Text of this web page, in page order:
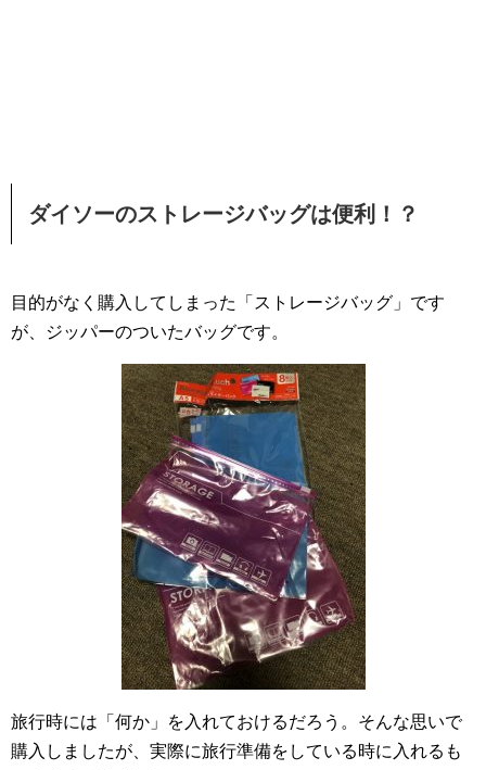
ダイソーのストレージバッグは便利！？
目的がなく購入してしまった「ストレージバッグ」です
が、ジッパーのついたバッグです。
旅行時には「何か」を入れておけるだろう。そんな思いで
購入しましたが、実際に旅行準備をしている時に入れるも